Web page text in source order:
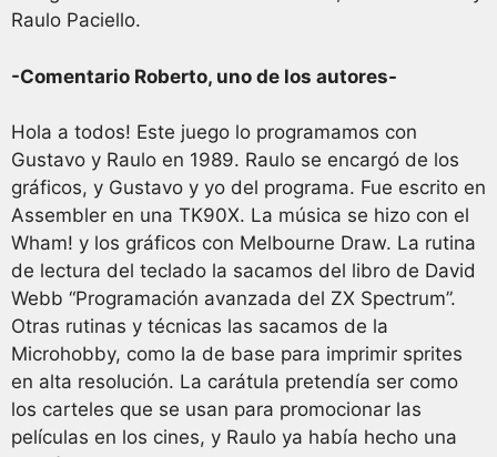
Raulo Paciello.
-Comentario Roberto, uno de los autores-
Hola a todos! Este juego lo programamos con
Gustavo y Raulo en 1989. Raulo se encargó de los
gráficos, y Gustavo y yo del programa. Fue escrito en
Assembler en una TK90X. La música se hizo con el
Wham! y los gráficos con Melbourne Draw. La rutina
de lectura del teclado la sacamos del libro de David
Webb “Programación avanzada del ZX Spectrum”.
Otras rutinas y técnicas las sacamos de la
Microhobby, como la de base para imprimir sprites
en alta resolución. La carátula pretendía ser como
los carteles que se usan para promocionar las
películas en los cines, y Raulo ya había hecho una